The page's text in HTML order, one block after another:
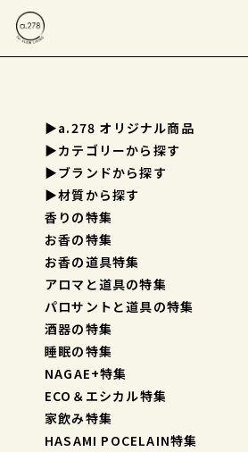
▶a.278 オリジナル商品
▶︎カテゴリーから探す
▶︎ブランドから探す
▶︎材質から探す
香りの特集
お香の特集
お香の道具特集
アロマと道具の特集
パロサントと道具の特集
酒器の特集
睡眠の特集
NAGAE+特集
ECO＆エシカル特集
家飲み特集
HASAMI POCELAIN特集